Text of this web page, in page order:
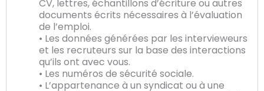
CV, lettres, échantillons d’écriture ou autres
documents écrits nécessaires à l’évaluation
de l’emploi.
• Les données générées par les intervieweurs
et les recruteurs sur la base des interactions
qu’ils ont avec vous.
• Les numéros de sécurité sociale.
• L’appartenance à un syndicat ou à une